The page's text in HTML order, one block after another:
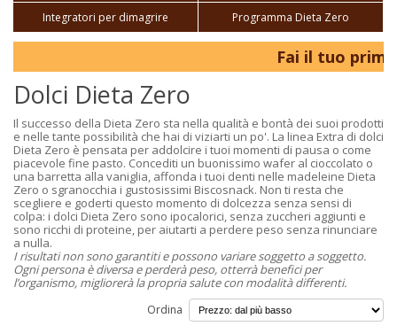
Integratori per dimagrire
Programma Dieta Zero
Fai il tuo primo
Dolci Dieta Zero
Il successo della Dieta Zero sta nella qualità e bontà dei suoi prodotti
e nelle tante possibilità che hai di viziarti un po'. La linea Extra di dolci
Dieta Zero è pensata per addolcire i tuoi momenti di pausa o come
piacevole fine pasto. Concediti un buonissimo wafer al cioccolato o
una barretta alla vaniglia, affonda i tuoi denti nelle madeleine Dieta
Zero o sgranocchia i gustosissimi Biscosnack. Non ti resta che
scegliere e goderti questo momento di dolcezza senza sensi di
colpa: i dolci Dieta Zero sono ipocalorici, senza zuccheri aggiunti e
sono ricchi di proteine, per aiutarti a perdere peso senza rinunciare
a nulla.
I risultati non sono garantiti e possono variare soggetto a soggetto.
Ogni persona è diversa e perderà peso, otterrà benefici per
l’organismo, migliorerà la propria salute con modalità differenti.
Ordina